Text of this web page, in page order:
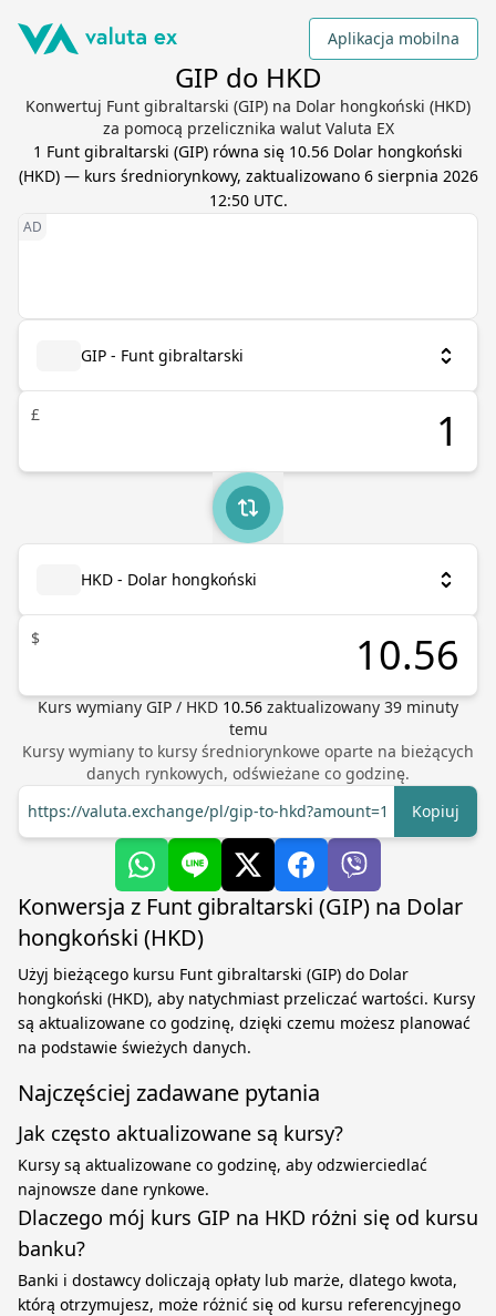
Aplikacja mobilna
GIP do HKD
Konwertuj Funt gibraltarski (GIP) na Dolar hongkoński (HKD)
za pomocą przelicznika walut Valuta EX
1 Funt gibraltarski (GIP) równa się 10.56 Dolar hongkoński
(HKD) — kurs średniorynkowy, zaktualizowano 6 sierpnia 2026
12:50 UTC.
GIP - Funt gibraltarski
£
HKD - Dolar hongkoński
$
Kurs wymiany GIP / HKD 10.56 zaktualizowany 39 minuty
temu
Kursy wymiany to kursy średniorynkowe oparte na bieżących
danych rynkowych, odświeżane co godzinę.
https://valuta.exchange/pl/gip-to-hkd?amount=1
Kopiuj
Konwersja z Funt gibraltarski (GIP) na Dolar
hongkoński (HKD)
Użyj bieżącego kursu Funt gibraltarski (GIP) do Dolar
hongkoński (HKD), aby natychmiast przeliczać wartości. Kursy
są aktualizowane co godzinę, dzięki czemu możesz planować
na podstawie świeżych danych.
Najczęściej zadawane pytania
Jak często aktualizowane są kursy?
Kursy są aktualizowane co godzinę, aby odzwierciedlać
najnowsze dane rynkowe.
Dlaczego mój kurs GIP na HKD różni się od kursu
banku?
Banki i dostawcy doliczają opłaty lub marże, dlatego kwota,
którą otrzymujesz, może różnić się od kursu referencyjnego